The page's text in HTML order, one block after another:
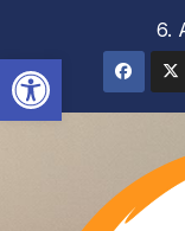
springen
6.